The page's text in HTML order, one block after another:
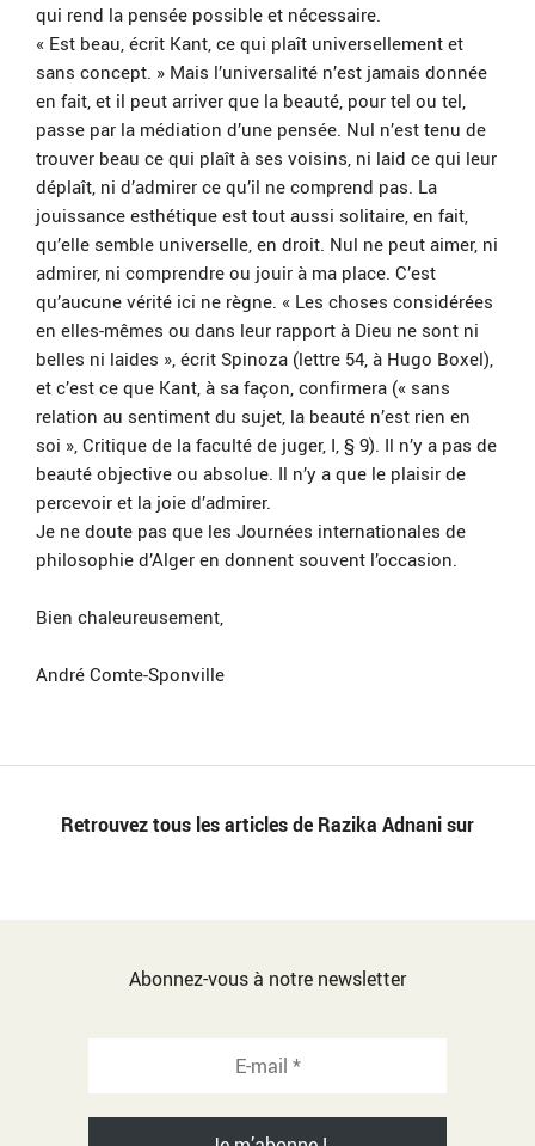
qui rend la pensée possible et nécessaire.
« Est beau, écrit Kant, ce qui plaît universellement et
sans concept. » Mais l’universalité n’est jamais donnée
en fait, et il peut arriver que la beauté, pour tel ou tel,
passe par la médiation d’une pensée. Nul n’est tenu de
trouver beau ce qui plaît à ses voisins, ni laid ce qui leur
déplaît, ni d’admirer ce qu’il ne comprend pas. La
jouissance esthétique est tout aussi solitaire, en fait,
qu’elle semble universelle, en droit. Nul ne peut aimer, ni
admirer, ni comprendre ou jouir à ma place. C’est
qu’aucune vérité ici ne règne. « Les choses considérées
en elles-mêmes ou dans leur rapport à Dieu ne sont ni
belles ni laides », écrit Spinoza (lettre 54, à Hugo Boxel),
et c’est ce que Kant, à sa façon, confirmera (« sans
relation au sentiment du sujet, la beauté n’est rien en
soi », Critique de la faculté de juger, I, § 9). Il n’y a pas de
beauté objective ou absolue. Il n’y a que le plaisir de
percevoir et la joie d’admirer.
Je ne doute pas que les Journées internationales de
philosophie d’Alger en donnent souvent l’occasion.
Bien chaleureusement,
André Comte-Sponville
Retrouvez tous les articles de Razika Adnani sur
Abonnez-vous à notre newsletter